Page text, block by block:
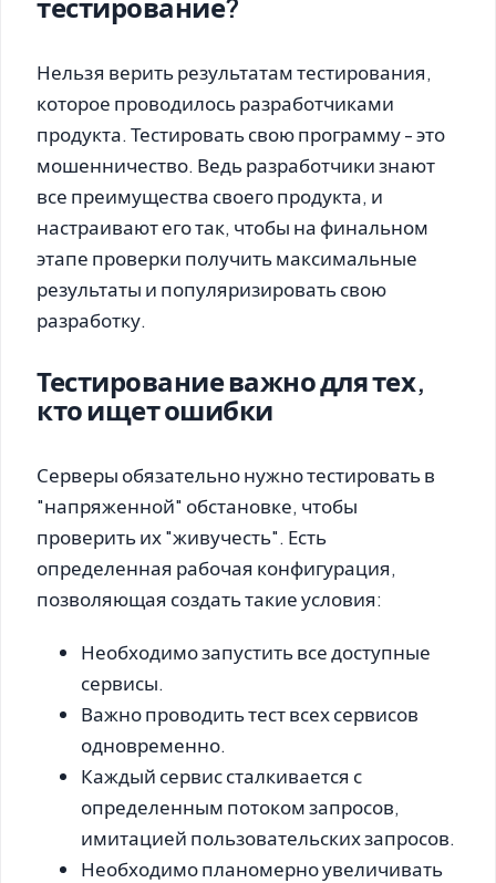
тестирование?
Нельзя верить результатам тестирования,
которое проводилось разработчиками
продукта. Тестировать свою программу - это
мошенничество. Ведь разработчики знают
все преимущества своего продукта, и
настраивают его так, чтобы на финальном
этапе проверки получить максимальные
результаты и популяризировать свою
разработку.
Тестирование важно для тех,
кто ищет ошибки
Серверы обязательно нужно тестировать в
"напряженной" обстановке, чтобы
проверить их "живучесть". Есть
определенная рабочая конфигурация,
позволяющая создать такие условия:
Необходимо запустить все доступные
сервисы.
Важно проводить тест всех сервисов
одновременно.
Каждый сервис сталкивается с
определенным потоком запросов,
имитацией пользовательских запросов.
Необходимо планомерно увеличивать